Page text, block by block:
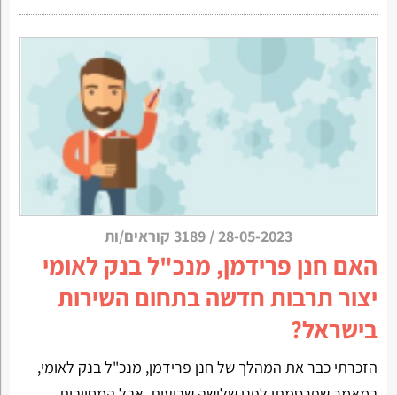
28-05-2023
/ 3189 קוראים/ות
האם חנן פרידמן, מנכ"ל בנק לאומי
יצור תרבות חדשה בתחום השירות
בישראל?
הזכרתי כבר את המהלך של חנן פרידמן, מנכ"ל בנק לאומי,